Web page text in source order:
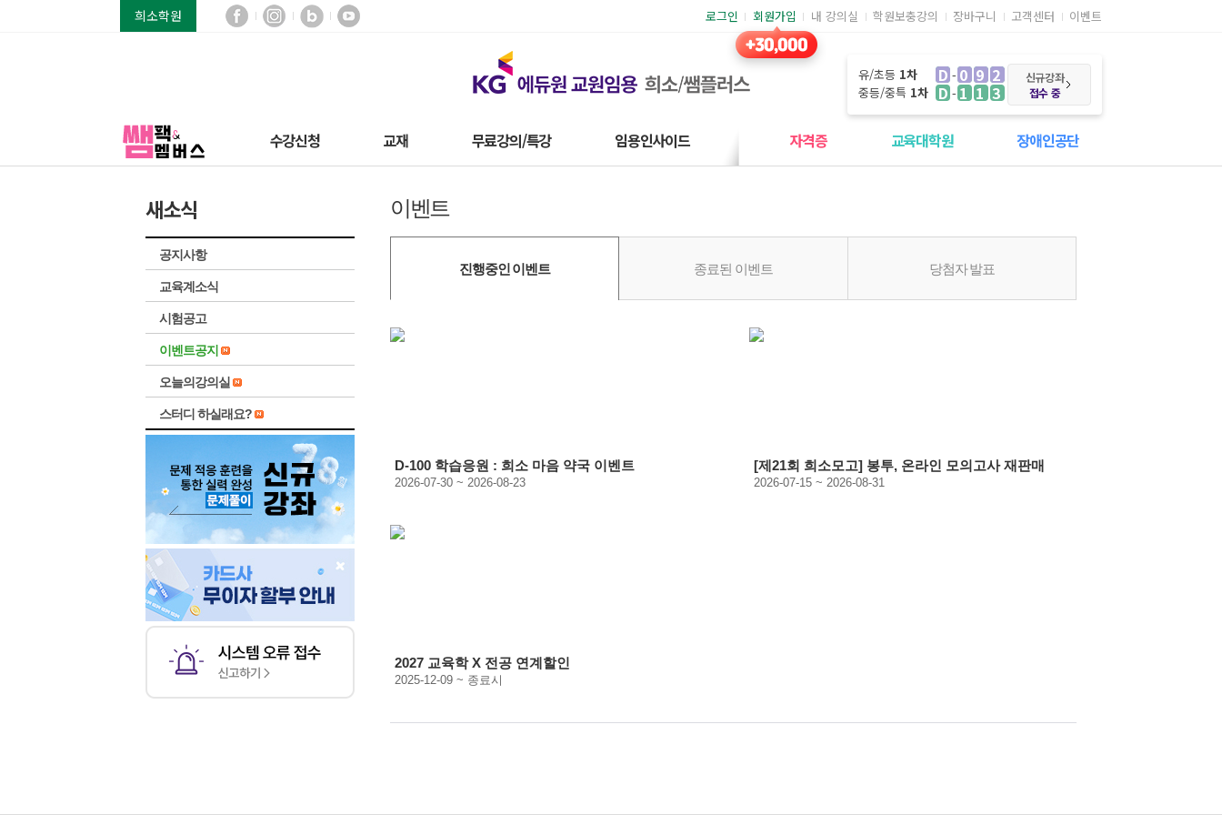
희소학원 로그인 회원가입 내 강의실 학원보충강의 장바구니 고객센터 이벤트
유/초등 1차 D 092
중등/중특 1차 D 113
신규강좌
접수 중
수강신청 교재 무료강의/특강 임용인사이드 자격증 교육대학원 장애인공단
새소식
공지사항
교육계소식
시험공고
이벤트공지
오늘의강의실
스터디 하실래요?
이벤트
진행중인 이벤트 종료된 이벤트 당첨자 발표
D-100 학습응원 : 희소 마음 약국 이벤트
2026-07-30 ~ 2026-08-23
[제21회 희소모고] 봉투, 온라인 모의고사 재판매
2026-07-15 ~ 2026-08-31
2027 교육학 X 전공 연계할인
2025-12-09 ~ 종료시